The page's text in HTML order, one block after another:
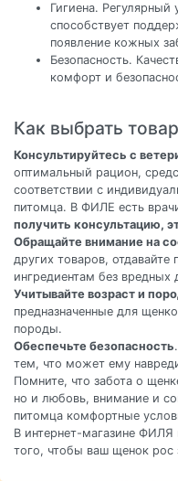
Гигиена.
способствует
появление кожных
Безопасность.
комфорт и
Как выбрать
Консультируйтесь с
оптимальный рацион,
соответствии с
питомца. В ФИЛЕ есть
получить консультацию,
Обращайте внимание на
других товаров, отдавайте
ингредиентам без вредных
Учитывайте возраст и
предназначенные для
породы.
Обеспечьте безопасность
тем, что может ему
Помните, что забота о
но и любовь, внимание и
питомца комфортные
В интернет-магазине
того, чтобы ваш щенок